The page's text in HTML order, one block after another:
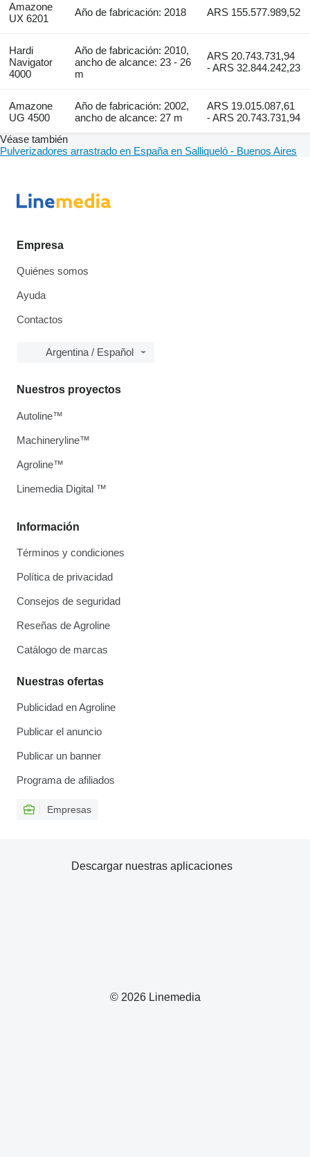
Amazone
UX 6201
Año de fabricación: 2018 ARS 155.577.989,52
Hardi
Navigator
4000
Año de fabricación: 2010,
ancho de alcance: 23 - 26
m
ARS 20.743.731,94
- ARS 32.844.242,23
Amazone
UG 4500
Año de fabricación: 2002,
ancho de alcance: 27 m
ARS 19.015.087,61
- ARS 20.743.731,94
Véase también
Pulverizadores arrastrado en España en Salliqueló - Buenos Aires
Empresa
Quiénes somos
Ayuda
Contactos
Argentina / Español
Información
Términos y condiciones
Política de privacidad
Consejos de seguridad
Reseñas de Agroline
Catálogo de marcas
Nuestras ofertas
Publicidad en Agroline
Publicar el anuncio
Publicar un banner
Programa de afiliados
Empresas
Nuestros proyectos
Autoline™
Machineryline™
Agroline™
Linemedia Digital ™
© 2026 Linemedia
Descargar nuestras aplicaciones